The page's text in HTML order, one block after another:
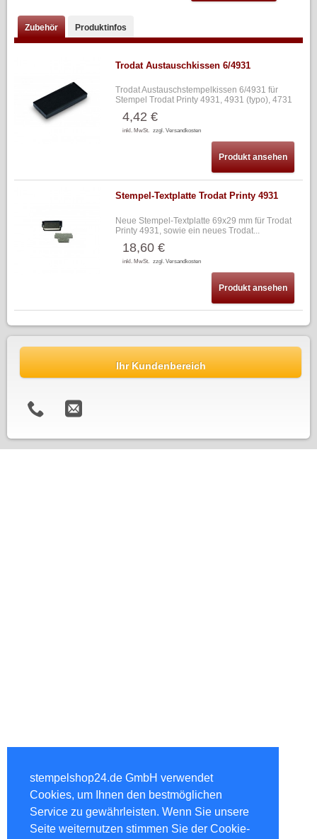
stempelshop24.de GmbH verwendet
Cookies, um Ihnen den bestmöglichen
Service zu gewährleisten. Wenn Sie unsere
Seite weiternutzen stimmen Sie der Cookie-
Zubehör Produktinfos
Trodat Austauschkissen 6/4931
Trodat Austauschstempelkissen 6/4931 für
Stempel Trodat Printy 4931, 4931 (typo), 4731
4,42 €
inkl. MwSt. zzgl. Versandkosten
Produkt ansehen
Stempel-Textplatte Trodat Printy 4931
Neue Stempel-Textplatte 69x29 mm für Trodat
Printy 4931, sowie ein neues Trodat...
18,60 €
inkl. MwSt. zzgl. Versandkosten
Produkt ansehen
Ihr Kundenbereich